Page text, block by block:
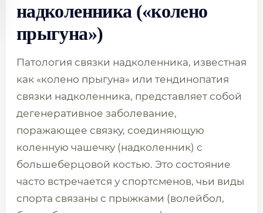
надколенника («колено
прыгуна»)
Патология связки надколенника, известная
как «колено прыгуна» или тендинопатия
связки надколенника, представляет собой
дегенеративное заболевание,
поражающее связку, соединяющую
коленную чашечку (надколенник) с
большеберцовой костью. Это состояние
часто встречается у спортсменов, чьи виды
спорта связаны с прыжками (волейбол,